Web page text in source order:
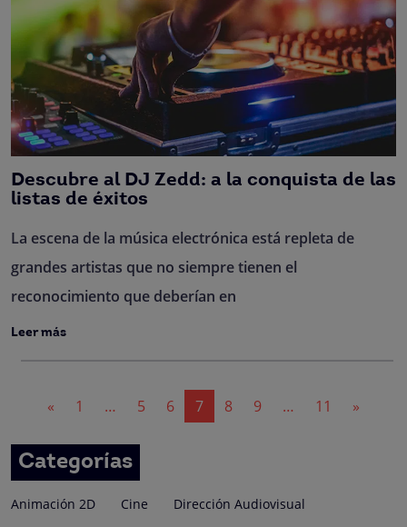
Descubre al DJ Zedd: a la conquista de las
listas de éxitos
La escena de la música electrónica está repleta de
grandes artistas que no siempre tienen el
reconocimiento que deberían en
Leer más
Navegación
entradas
« 1 … 5 6 7 8 9 … 11 »
Categorías
Animación 2D Cine Dirección Audiovisual